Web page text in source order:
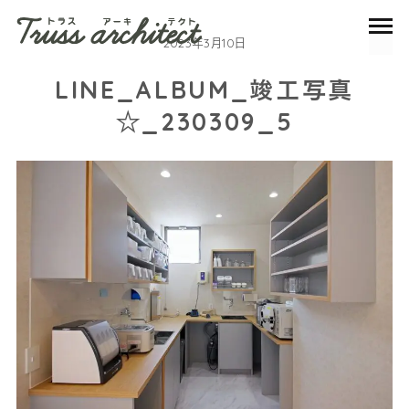
2023年3月10日
LINE_ALBUM_竣工写真
☆_230309_5